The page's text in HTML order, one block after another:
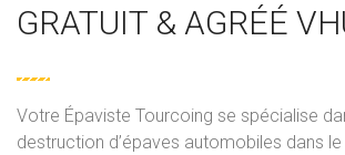
GRATUIT & AGRÉÉ
Votre Épaviste Tourcoing se spécialise
destruction d’épaves automobiles dans le